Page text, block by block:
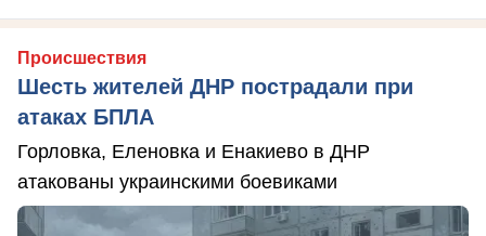
Происшествия
Шесть жителей ДНР пострадали при
атаках БПЛА
Горловка, Еленовка и Енакиево в ДНР
атакованы украинскими боевиками